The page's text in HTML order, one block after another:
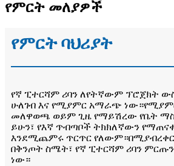
የምርት መለያዎች
የምርት ባህሪያት
የኛ ፒተርሻም ሪባን ለየትኛውም ፕሮጀክት
ሁለገብ እና የሚያምር አማራጭ
መለዋወጫ ወይም ጊዜ የማይሽረው የቤት
ይሁን፣ የእኛ ጥብጣቦች ትክክለኛውን
እንደሚጨምሩ ጥርጥር
በቅንጦት ስሜት፣ የኛ ፒተርሻም ሪባን
ነው።